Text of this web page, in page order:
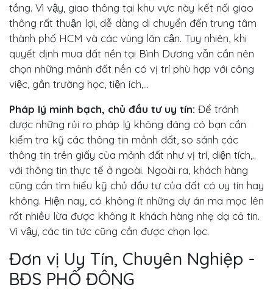
tầng. Vì vậy, giao thông tại khu vực này kết nối giao
thông rất thuận lợi, dễ dàng di chuyển đến trung tâm
thành phố HCM và các vùng lân cận. Tuy nhiên, khi
quyết định mua đất nền tại Bình Dương vẫn cần nên
chọn những mảnh đất nền có vị trí phù hợp với công
việc, gần trường học, tiện ích,...
Pháp lý minh bạch, chủ đầu tư uy tín: Để tránh
được những rủi ro pháp lý không đáng có bạn cần
kiểm tra kỹ các thông tin mảnh đất, so sánh các
thông tin trên giấy của mảnh đất như vị trí, diện tích,..
với thông tin thực tế ở ngoài. Ngoài ra, khách hàng
cũng cần tìm hiểu kỹ chủ đầu tư của đất có uy tín hay
không. Hiện nay, có không ít những dự án ma mọc lên
rất nhiều lừa được không ít khách hàng nhẹ dạ cả tin.
Vì vậy, các tin tức cũng cần được chọn lọc.
Đơn vị Uy Tín, Chuyên Nghiệp -
BĐS PHỐ ĐÔNG